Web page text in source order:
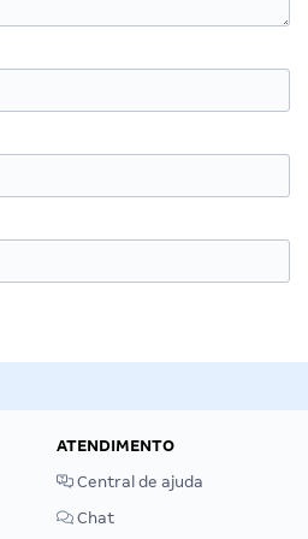
ATENDIMENTO
Central de ajuda
Chat